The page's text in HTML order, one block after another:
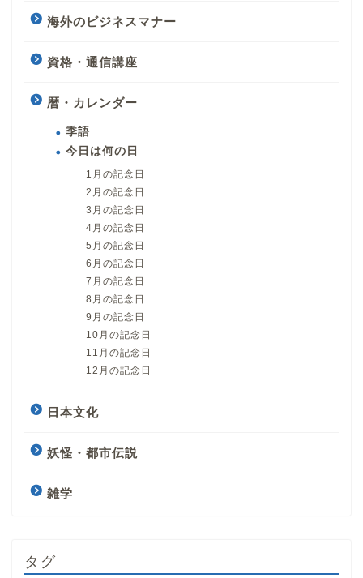
海外のビジネスマナー
資格・通信講座
暦・カレンダー
季語
今日は何の日
1月の記念日
2月の記念日
3月の記念日
4月の記念日
5月の記念日
6月の記念日
7月の記念日
8月の記念日
9月の記念日
10月の記念日
11月の記念日
12月の記念日
日本文化
妖怪・都市伝説
雑学
タグ